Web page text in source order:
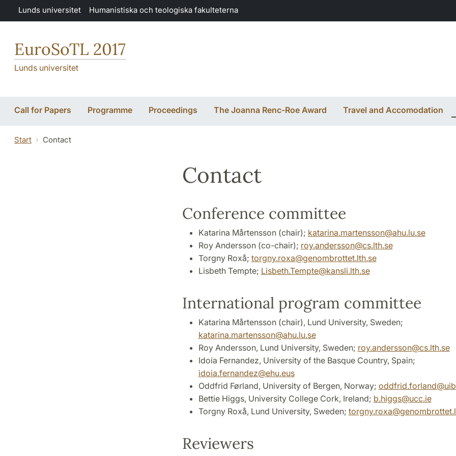
Hoppa till huvudinnehåll
Lunds universitet Humanistiska och teologiska fakulteterna
EuroSoTL 2017
Lunds universitet
Call for Papers Programme Proceedings The Joanna Renc-Roe Award Travel and Accomodation
Start Contact
Contact
Conference committee
Katarina Mårtensson (chair); katarina.martensson@ahu.lu.se
Roy Andersson (co-chair); roy.andersson@cs.lth.se
Torgny Roxå; torgny.roxa@genombrottet.lth.se
Lisbeth Tempte; Lisbeth.Tempte@kansli.lth.se
International program committee
Katarina Mårtensson (chair), Lund University, Sweden;
katarina.martensson@ahu.lu.se
Roy Andersson, Lund University, Sweden; roy.andersson@cs.lth.se
Idoia Fernandez, University of the Basque Country, Spain;
idoia.fernandez@ehu.eus
Oddfrid Førland, University of Bergen, Norway; oddfrid.forland@uib
Bettie Higgs, University College Cork, Ireland; b.higgs@ucc.ie
Torgny Roxå, Lund University, Sweden; torgny.roxa@
Reviewers